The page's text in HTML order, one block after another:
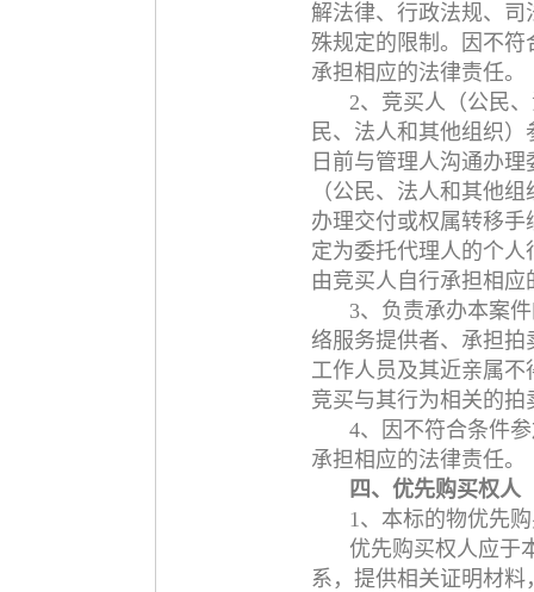
解法律、行政法规、
殊规定的限制。因不
承担相应的法律责任。
2、竞买人（公民
民、法人和其他组织
日前与管理人沟通办
（公民、法人和其他
办理交付或权属转移
定为委托代理人的个
由竞买人自行承担相应
3、负责承办本案
络服务提供者、承担
工作人员及其近亲属
竞买与其行为相关的拍
4、因不符合条件
承担相应的法律责任。
四、优先购买权人
1、本标的物优先
优先购买权人应于
系，提供相关证明材